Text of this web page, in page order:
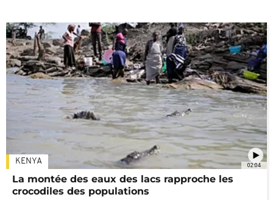
02:04
KENYA
La montée des eaux des lacs rapproche les
crocodiles des populations